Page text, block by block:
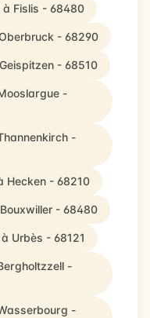
à Fislis - 68480
- 68290
- 68510
-
-
Hecken - 68210
- 68480
Urbès - 68121
-
-